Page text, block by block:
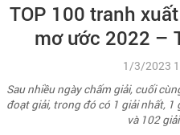
TOP 100 tranh
mơ ước 2022 –
1/3/2023
Sau nhiều ngày chấm giải, cuối
đoạt giải, trong đó có 1 giải nhất, 1
và 102